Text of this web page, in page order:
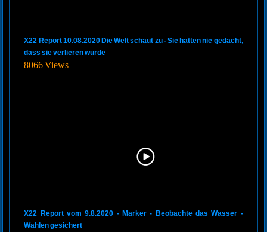
X22 Report 10.08.2020 Die Welt schaut zu - Sie hätten nie gedacht,
dass sie verlieren würde
8066 Views
X22 Report vom 9.8.2020 - Marker - Beobachte das Wasser -
Wahlen gesichert